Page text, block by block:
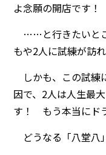
よ念願の開店です！
……と行きたいと
もや2人に試練が訪
しかも、この試練
因で、2人は人生最
す！ もう本当にド
どうなる「八堂八